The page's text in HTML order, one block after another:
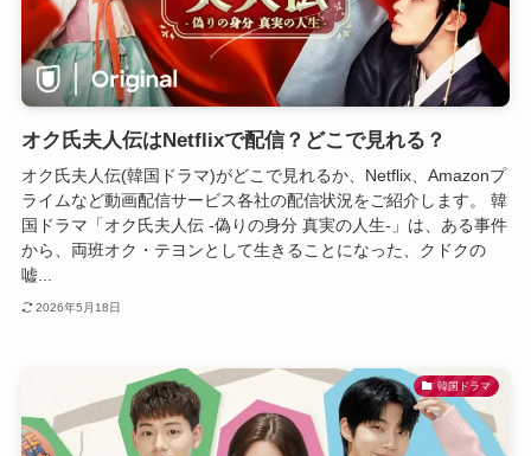
オク氏夫人伝はNetflixで配信？どこで見れる？
オク氏夫人伝(韓国ドラマ)がどこで見れるか、Netflix、Amazonプ
ライムなど動画配信サービス各社の配信状況をご紹介します。 韓
国ドラマ「オク氏夫人伝 -偽りの身分 真実の人生-」は、ある事件
から、両班オク・テヨンとして生きることになった、クドクの
嘘...
2026年5月18日
韓国ドラマ